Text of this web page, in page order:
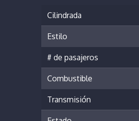
Cilindrada
Estilo
# de pasajeros
Combustible
Transmisión